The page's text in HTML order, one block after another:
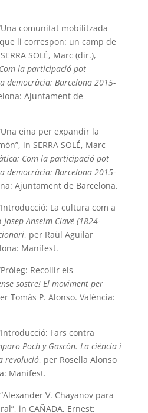
comunitat mobilitzada
li correspon: un camp de
SOLÉ, Marc (dir.),
la participació pot
Barcelona 2015-
Ajuntament de
eina per expandir la
in SERRA SOLÉ, Marc
Com la participació pot
Barcelona 2015-
Ajuntament de Barcelona.
La cultura com a
Josep Anselm Clavé (1824-
, per Raül Aguilar
Manifest.
Recollir els
sostre! El moviment per
Tomàs P. Alonso. València:
Fars contra
Poch y Gascón. La ciència i
revolució, per Rosella Alonso
Manifest.
V. Chayanov para
in CAÑADA, Ernest;